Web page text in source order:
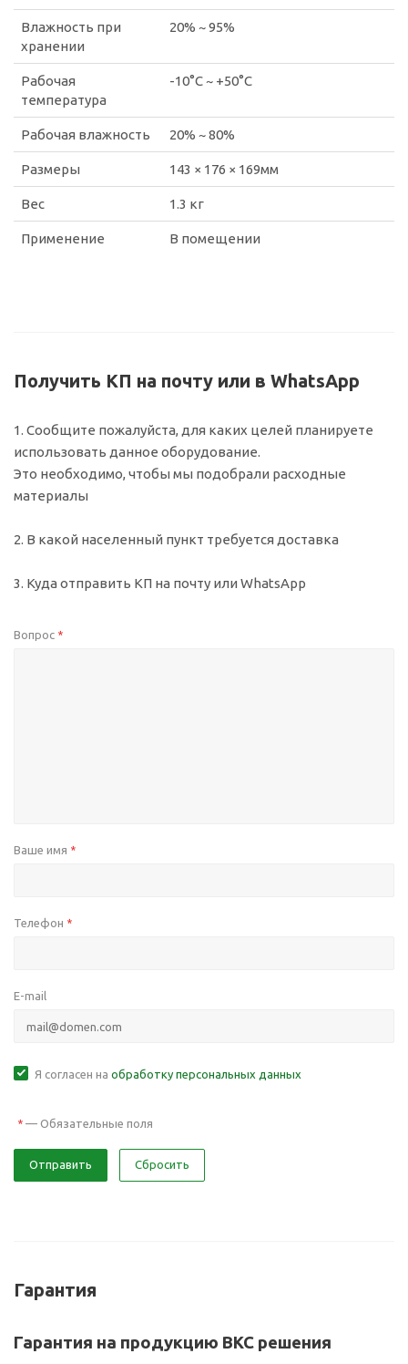
Влажность при
хранении
20% ~ 95%
Рабочая
температура
-10°C ~ +50°C
Рабочая влажность 20% ~ 80%
Размеры 143 × 176 × 169мм
Вес 1.3 кг
Применение В помещении
Получить КП на почту или в WhatsApp
1. Сообщите пожалуйста, для каких целей планируете
использовать данное оборудование.
Это необходимо, чтобы мы подобрали расходные
материалы
2. В какой населенный пункт требуется доставка
3. Куда отправить КП на почту или WhatsApp
Вопрос *
Ваше имя *
Телефон *
E-mail
Я согласен на обработку персональных данных
* — Обязательные поля
Отправить Сбросить
Гарантия
Гарантия на продукцию ВКС решения